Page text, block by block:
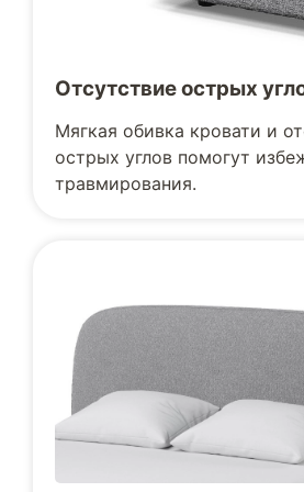
Отсутствие острых
Мягкая обивка кровати и
острых углов помогут
травмирования.